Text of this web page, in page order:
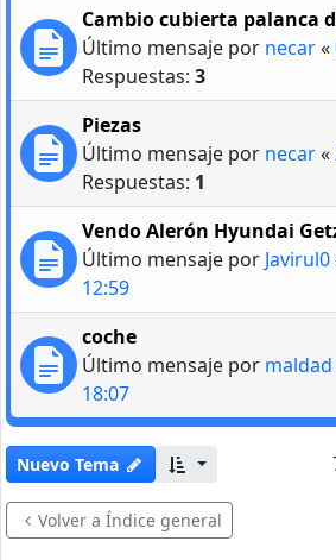
Cambio cubierta palanca
Último mensaje por necar«
Respuestas: 3
Piezas
Último mensaje por necar«
Respuestas: 1
Vendo Alerón Hyundai
Último mensaje por Javirul0
12:59
coche
Último mensaje por maldad
18:07
Nuevo Tema
Volver a Índice general